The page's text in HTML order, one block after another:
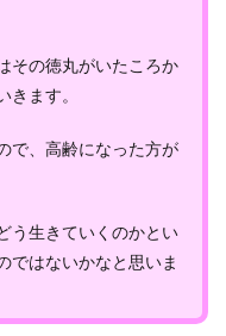
その徳丸がいたころか
ます。
で、高齢になった方が
う生きていくのかとい
ではないかなと思いま